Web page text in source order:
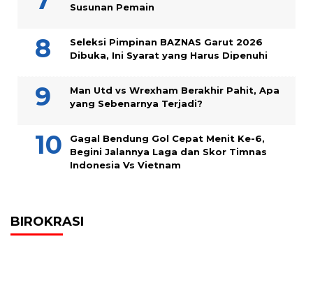
Susunan Pemain
Seleksi Pimpinan BAZNAS Garut 2026
Dibuka, Ini Syarat yang Harus Dipenuhi
Man Utd vs Wrexham Berakhir Pahit, Apa
yang Sebenarnya Terjadi?
Gagal Bendung Gol Cepat Menit Ke-6,
Begini Jalannya Laga dan Skor Timnas
Indonesia Vs Vietnam
BIROKRASI